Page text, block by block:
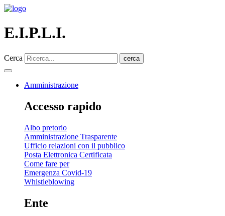
E.I.P.L.I.
Cerca cerca
Amministrazione
Accesso rapido
Albo pretorio
Amministrazione Trasparente
Ufficio relazioni con il pubblico
Posta Elettronica Certificata
Come fare per
Emergenza Covid-19
Whistleblowing
Ente